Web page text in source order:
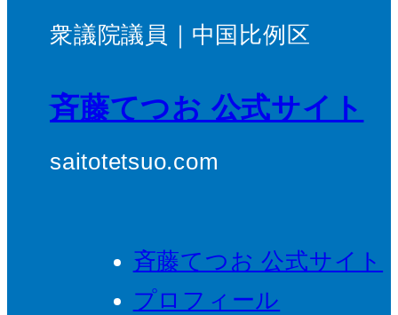
衆議院議員｜中国比例区
斉藤てつお 公式サイト
saitotetsuo.com
斉藤てつお 公式サイト
プロフィール